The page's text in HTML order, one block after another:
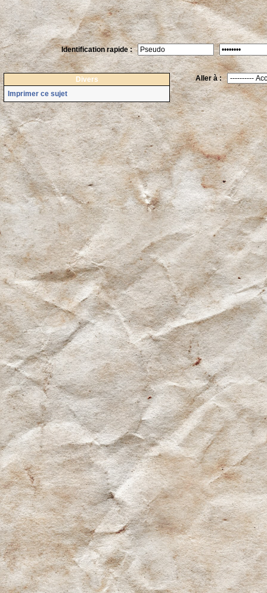
Identification rapide :
Divers
Imprimer ce sujet
Aller à :